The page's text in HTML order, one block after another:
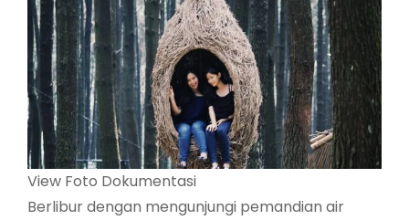
View Foto Dokumentasi
Berlibur dengan mengunjungi pemandian air